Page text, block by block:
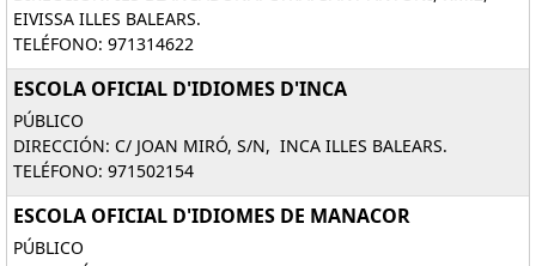
EIVISSA ILLES BALEARS.
TELÉFONO: 971314622
ESCOLA OFICIAL D'IDIOMES D'INCA
PÚBLICO
DIRECCIÓN: C/ JOAN MIRÓ, S/N, INCA ILLES BALEARS.
TELÉFONO: 971502154
ESCOLA OFICIAL D'IDIOMES DE MANACOR
PÚBLICO